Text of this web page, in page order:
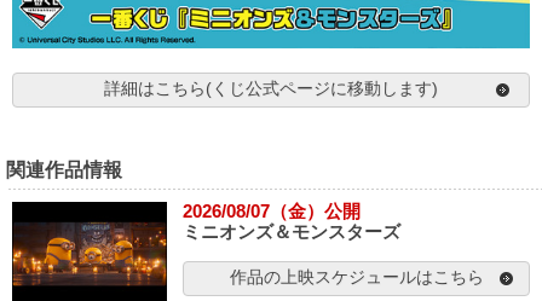
詳細はこちら(くじ公式ページに移動します)
関連作品情報
2026/08/07（金）公開
ミニオンズ＆モンスターズ
作品の上映スケジュールはこちら